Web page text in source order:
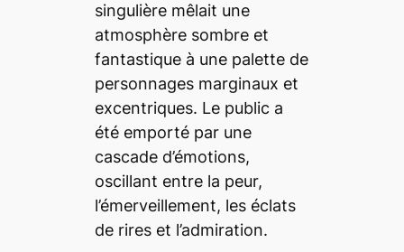
singulière mêlait une
atmosphère sombre et
fantastique à une palette de
personnages marginaux et
excentriques. Le public a
été emporté par une
cascade d’émotions,
oscillant entre la peur,
l’émerveillement, les éclats
de rires et l’admiration.